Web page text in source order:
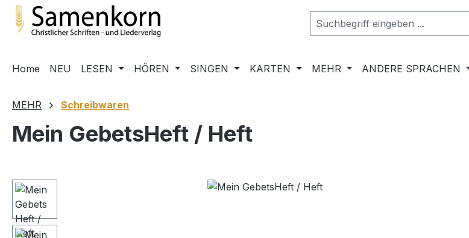
Hauptinhalt springen
Zur Suche springen
Zur Hauptnavigation springen
Home NEU LESEN HÖREN SINGEN KARTEN MEHR ANDERE SPRACHEN
MEHR Schreibwaren
Mein GebetsHeft / Heft
Bildergalerie überspringen